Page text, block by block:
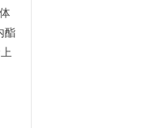
酯